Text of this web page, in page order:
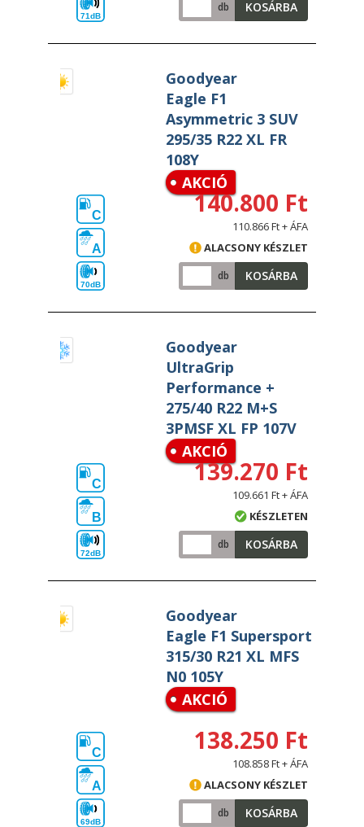
71dB
db KOSÁRBA
Goodyear
Eagle F1
Asymmetric 3 SUV
295/35 R22 XL FR
108Y
AKCIÓ
C
A
70dB
140.800 Ft
110.866 Ft + ÁFA
ALACSONY KÉSZLET
db KOSÁRBA
Goodyear
UltraGrip
Performance +
275/40 R22 M+S
3PMSF XL FP 107V
AKCIÓ
C
B
72dB
139.270 Ft
109.661 Ft + ÁFA
KÉSZLETEN
db KOSÁRBA
Goodyear
Eagle F1 Supersport
315/30 R21 XL MFS
N0 105Y
AKCIÓ
C
A
69dB
138.250 Ft
108.858 Ft + ÁFA
ALACSONY KÉSZLET
db KOSÁRBA